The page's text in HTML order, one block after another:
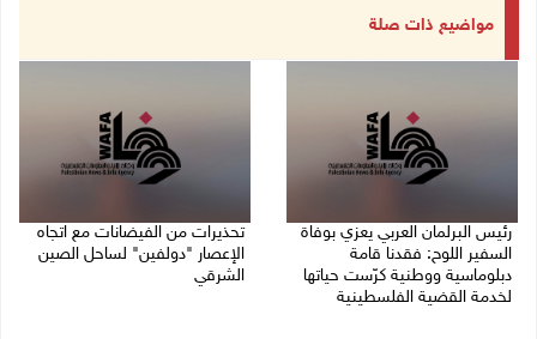
مواضيع ذات صلة
رئيس البرلمان العربي يعزي بوفاة
السفير اللوح: فقدنا قامة
دبلوماسية ووطنية كرّست حياتها
لخدمة القضية الفلسطينية
تحذيرات من الفيضانات مع اتجاه
الإعصار "دولفين" لساحل الصين
الشرقي